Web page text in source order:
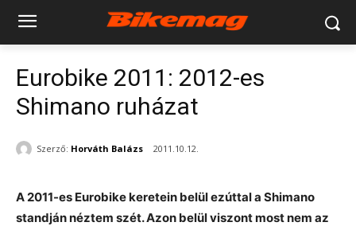
Eurobike 2011: 2012-es
Shimano ruházat
Szerző: Horváth Balázs 2011.10.12.
A 2011-es Eurobike keretein belül ezúttal a Shimano
standján néztem szét. Azon belül viszont most nem az